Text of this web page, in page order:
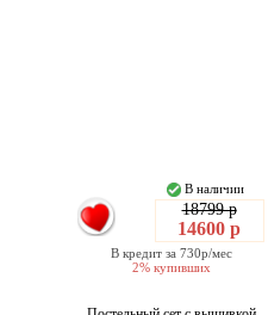
В наличии
18799 р
14600 р
В кредит за 730р/мес
2% купивших